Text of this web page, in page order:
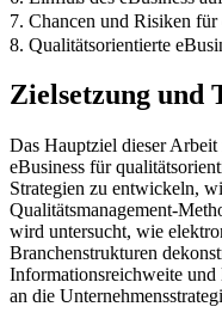
7. Chancen und Risiken
8. Qualitätsorientierte
Zielsetzung und
Das Hauptziel dieser
eBusiness für
Strategien zu entwickeln,
Qualitätsmanagement-
wird untersucht, wie
Branchenstrukturen
Informationsreichweite und
an die